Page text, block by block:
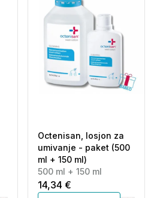
Octenisan, losjon za
umivanje - paket (500
ml + 150 ml)
500 ml + 150 ml
14,34 €